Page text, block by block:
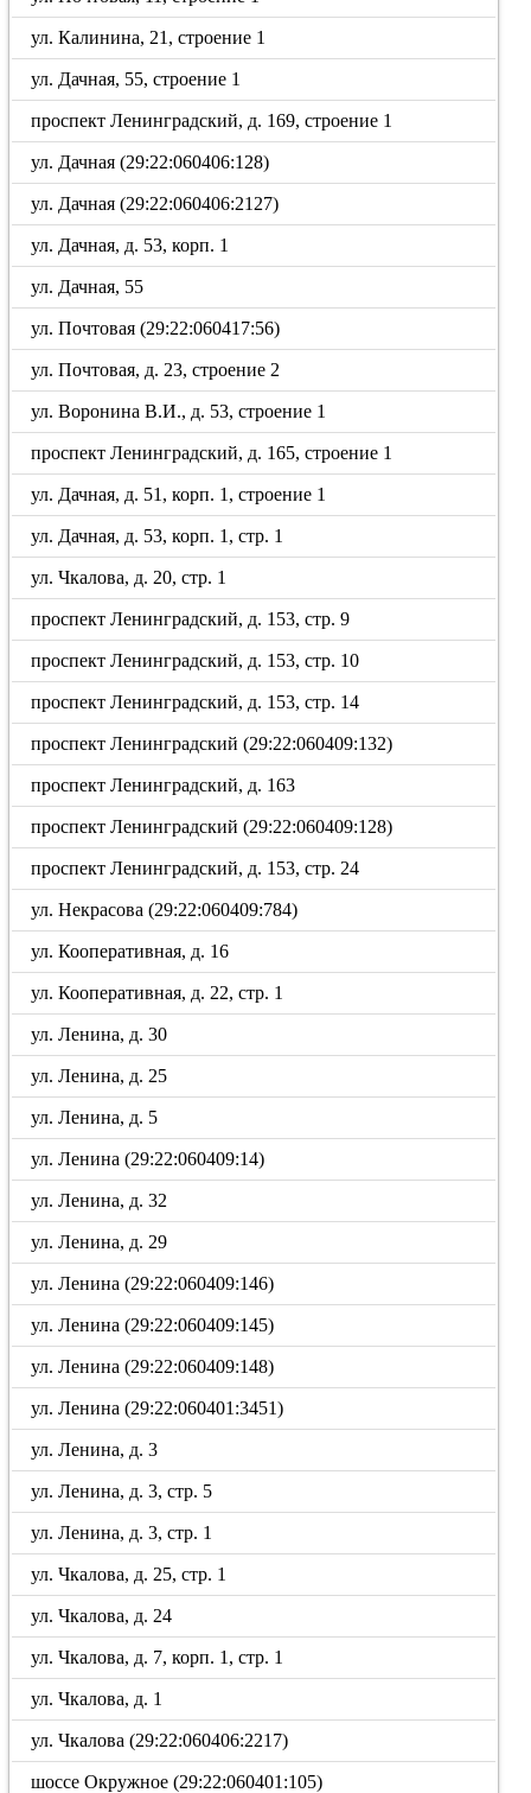
ул. Калинина, 21, строение 1
ул. Дачная, 55, строение 1
проспект Ленинградский, д. 169, строение 1
ул. Дачная (29:22:060406:128)
ул. Дачная (29:22:060406:2127)
ул. Дачная, д. 53, корп. 1
ул. Дачная, 55
ул. Почтовая (29:22:060417:56)
ул. Почтовая, д. 23, строение 2
ул. Воронина В.И., д. 53, строение 1
проспект Ленинградский, д. 165, строение 1
ул. Дачная, д. 51, корп. 1, строение 1
ул. Дачная, д. 53, корп. 1, стр. 1
ул. Чкалова, д. 20, стр. 1
проспект Ленинградский, д. 153, стр. 9
проспект Ленинградский, д. 153, стр. 10
проспект Ленинградский, д. 153, стр. 14
проспект Ленинградский (29:22:060409:132)
проспект Ленинградский, д. 163
проспект Ленинградский (29:22:060409:128)
проспект Ленинградский, д. 153, стр. 24
ул. Некрасова (29:22:060409:784)
ул. Кооперативная, д. 16
ул. Кооперативная, д. 22, стр. 1
ул. Ленина, д. 30
ул. Ленина, д. 25
ул. Ленина, д. 5
ул. Ленина (29:22:060409:14)
ул. Ленина, д. 32
ул. Ленина, д. 29
ул. Ленина (29:22:060409:146)
ул. Ленина (29:22:060409:145)
ул. Ленина (29:22:060409:148)
ул. Ленина (29:22:060401:3451)
ул. Ленина, д. 3
ул. Ленина, д. 3, стр. 5
ул. Ленина, д. 3, стр. 1
ул. Чкалова, д. 25, стр. 1
ул. Чкалова, д. 24
ул. Чкалова, д. 7, корп. 1, стр. 1
ул. Чкалова, д. 1
ул. Чкалова (29:22:060406:2217)
шоссе Окружное (29:22:060401:105)